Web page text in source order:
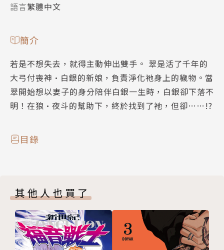
語言繁體中文
簡介
若是不想失去，就得主動伸出雙手。 翠是活了千年的
大弓付喪神•白銀的新娘，負責淨化祂身上的穢物。當
翠開始想以妻子的身分陪伴白銀一生時，白銀卻下落不
明！在狼•夜斗的幫助下，終於找到了祂，但卻……!?
目錄
其他人也買了